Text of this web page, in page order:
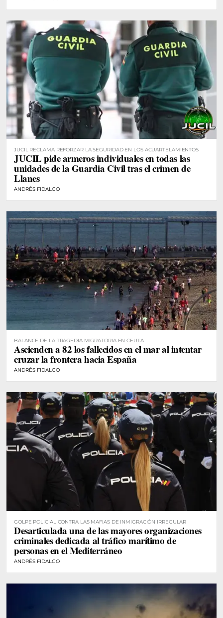
JUCIL RECLAMA REFORZAR LA SEGURIDAD EN LOS ACUARTELAMIENTOS
JUCIL pide armeros individuales en todas las
unidades de la Guardia Civil tras el crimen de
Llanes
ANDRÉS FIDALGO
BALANCE DE LA TRAGEDIA MIGRATORIA EN CEUTA
Ascienden a 82 los fallecidos en el mar al intentar
cruzar la frontera hacia España
ANDRÉS FIDALGO
GOLPE POLICIAL CONTRA LAS MAFIAS DE INMIGRACIÓN IRREGULAR
Desarticulada una de las mayores organizaciones
criminales dedicada al tráfico marítimo de
personas en el Mediterráneo
ANDRÉS FIDALGO